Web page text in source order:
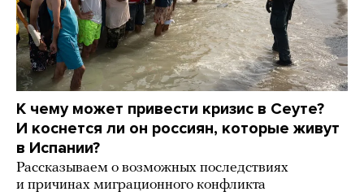
К чему может привести кризис в Сеуте?
И коснется ли он россиян, которые живут
в Испании?
Рассказываем о возможных последствиях
и причинах миграционного конфликта